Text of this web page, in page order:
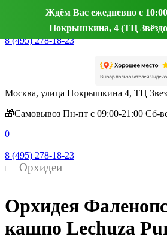
Ждём Вас ежедневно с
Покрышкина, 4 (ТЦ
8 (495) 278-18-23
Москва, улица Покрышкина 4, ТЦ
🎁Самовывоз Пн-пт с 09:00-21:00 Сб-
0
8 (495) 278-18-23
Орхидеи
Орхидея
кашпо Lechuza